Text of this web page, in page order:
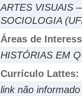
ARTES VISUAIS
SOCIOLOGIA
Áreas de
HISTÓRIAS EM
Currículo Lattes:
link não informado